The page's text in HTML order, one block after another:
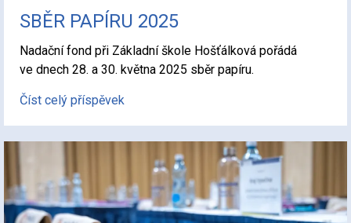
SBĚR PAPÍRU 2025
Nadační fond při Základní škole Hošťálková pořádá
ve dnech 28. a 30. května 2025 sběr papíru.
Číst celý příspěvek